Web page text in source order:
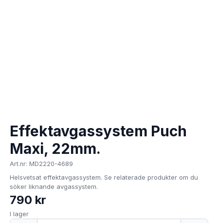
Effektavgassystem Puch
Maxi, 22mm.
Art.nr: MD2220-4689
Helsvetsat effektavgassystem. Se relaterade produkter om du
söker liknande avgassystem.
790 kr
I lager